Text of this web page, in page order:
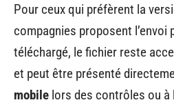
Pour ceux qui préfèrent la
compagnies proposent l’envoi
téléchargé, le fichier reste
et peut être présenté
mobile lors des contrôles ou à